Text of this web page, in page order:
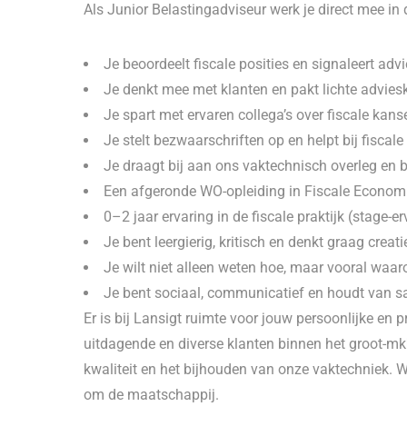
Als Junior Belastingadviseur werk je direct mee in
Je beoordeelt fiscale posities en signaleert
Je denkt mee met klanten en pakt lichte
Je spart met ervaren collega’s over fiscale
Je stelt bezwaarschriften op en helpt bij fiscale
Je draagt bij aan ons vaktechnisch overleg en
Een afgeronde WO-opleiding in Fiscale
0–2 jaar ervaring in de fiscale praktijk (stage-
Je bent leergierig, kritisch en denkt graag
Je wilt niet alleen weten hoe, maar vooral
Je bent sociaal, communicatief en houdt van
Er is bij Lansigt ruimte voor jouw persoonlijke en
uitdagende en diverse klanten binnen het groot-
kwaliteit en het bijhouden van onze vaktechniek.
om de maatschappij.